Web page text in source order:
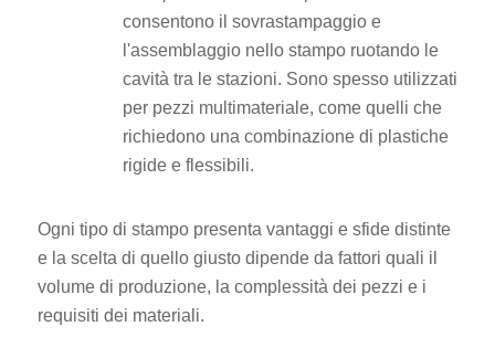
consentono il sovrastampaggio e
l'assemblaggio nello stampo ruotando le
cavità tra le stazioni. Sono spesso utilizzati
per pezzi multimateriale, come quelli che
richiedono una combinazione di plastiche
rigide e flessibili.
Ogni tipo di stampo presenta vantaggi e sfide distinte
e la scelta di quello giusto dipende da fattori quali il
volume di produzione, la complessità dei pezzi e i
requisiti dei materiali.